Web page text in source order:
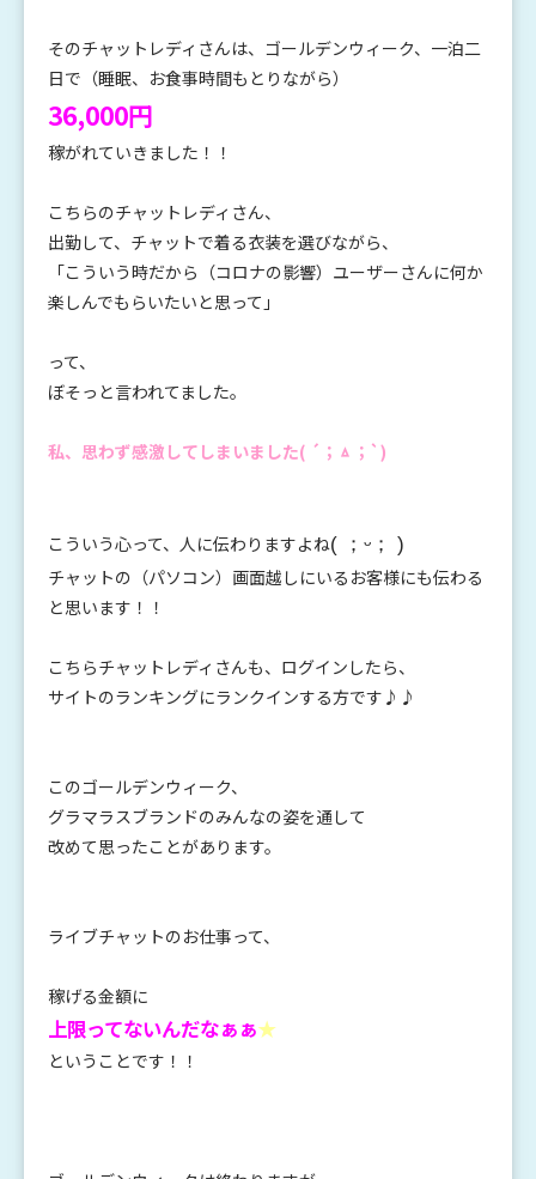
そのチャットレディさんは、ゴールデンウィーク、一泊二
日で（睡眠、お食事時間もとりながら）
36,000円
稼がれていきました！！
こちらのチャットレディさん、
出勤して、チャットで着る衣装を選びながら、
「こういう時だから（コロナの影響）ユーザーさんに何か
楽しんでもらいたいと思って」
って、
ぼそっと言われてました。
私、思わず感激してしまいました( ´；ㅿ；`)
こういう心って、人に伝わりますよね( ；ᵕ； )
チャットの（パソコン）画面越しにいるお客様にも伝わる
と思います！！
こちらチャットレディさんも、ログインしたら、
サイトのランキングにランクインする方です♪♪
このゴールデンウィーク、
グラマラスブランドのみんなの姿を通して
改めて思ったことがあります。
ライブチャットのお仕事って、
稼げる金額に
上限ってないんだなぁぁ★
ということです！！